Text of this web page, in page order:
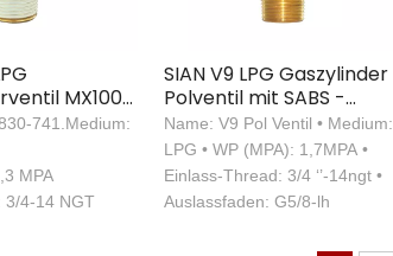
MX100
Polventil für
741.Medium:
MPA
3/4-14 NGT
SIAN V9 LPG Gaszylinder
Polventil mit SABS -
Zertifizierung
Name: V9 Pol Ventil • Medium:
LPG • WP (MPA): 1,7MPA •
Einlass-Thread: 3/4 ‘’-14ngt •
Auslassfaden: G5/8-lh